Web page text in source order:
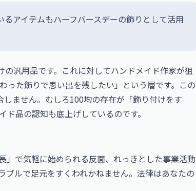
アイテムもハーフバースデーの飾りとして活用
汎用品です。これに対してハンドメイド作家が狙
った飾りで思い出を残したい」という層です。この
ません。むしろ100均の存在が「飾り付けをす
品の認知も底上げしているのです。
」で気軽に始められる反面、れっきとした事業活動
ルで足元をすくわれかねません。法律はあなたの